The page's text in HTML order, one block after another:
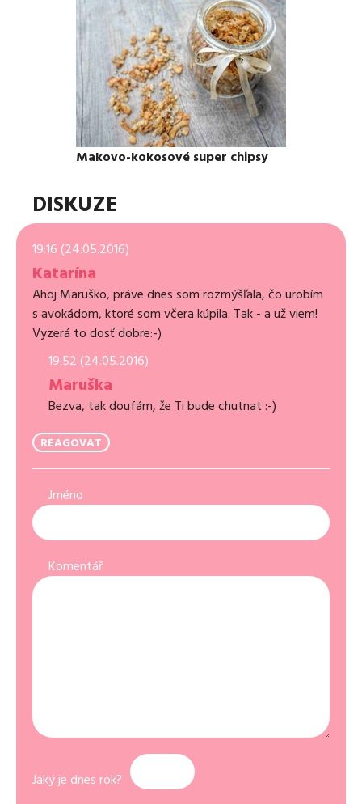
Makovo-kokosové super chipsy
DISKUZE
19:16 (24.05.2016)
Katarína
Ahoj Maruško, práve dnes som rozmýšľala, čo urobím
s avokádom, ktoré som včera kúpila. Tak - a už viem!
Vyzerá to dosť dobre:-)
19:52 (24.05.2016)
Maruška
Bezva, tak doufám, že Ti bude chutnat :-)
REAGOVAT
Jméno
Komentář
Jaký je dnes rok?